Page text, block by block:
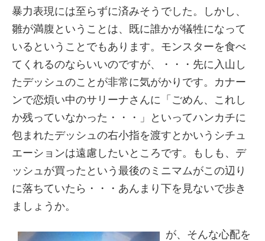
暴力表現には至らずに済みそうでした。しかし、
雛が満腹ということは、既に誰かが犠牲になって
いるということでもあります。モンスターを食べ
てくれるのならいいのですが、・・・先に入山し
たデッシュのことが非常に気がかりです。カナー
ンで恋煩い中のサリーナさんに「ごめん、これし
か残っていなかった・・・」といってハンカチに
包まれたデッシュの右小指を渡すとかいうシチュ
エーションは遠慮したいところです。もしも、デ
ッシュが買ったという最後のミニマムがこの辺り
に落ちていたら・・・あんまり下を見ないで歩き
ましょうか。
が、そんな心配を